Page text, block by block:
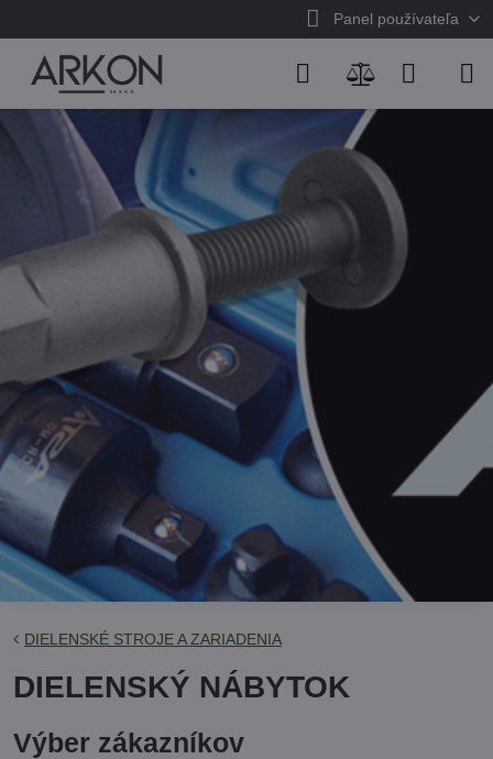
Panel používateľa
DIELENSKÉ STROJE A ZARIADENIA
DIELENSKÝ NÁBYTOK
Výber zákazníkov